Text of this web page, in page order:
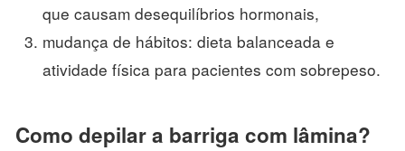
que causam desequilíbrios hormonais,
mudança de hábitos: dieta balanceada e
atividade física para pacientes com sobrepeso.
Como depilar a barriga com lâmina?